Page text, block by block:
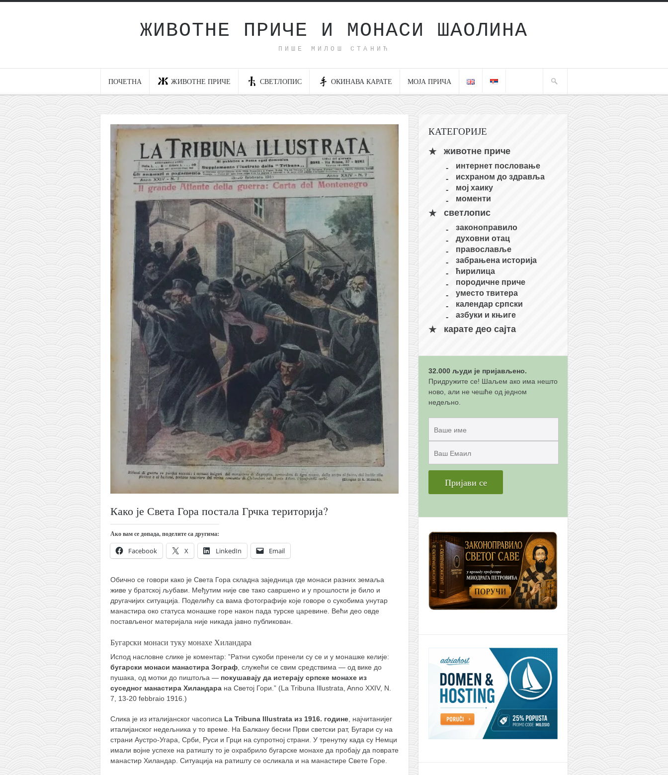
ЖИВОТНЕ ПРИЧЕ И МОНАСИ ШАОЛИНА
ПИШЕ МИЛОШ СТАНИЋ
ПОЧЕТНА ЖИВОТНЕ ПРИЧЕ СВЕТЛОПИС ОКИНАВА КАРАТЕ МОЈА ПРИЧА
интернет пословање
исхраном до здравља
мој хаику
моменти и места
бонус садржај
светлопис
законоправило
духовни отац
православље
забрањена историја
ћирилица
породичне приче
прота Воја
уместо твитера
календар српски
азбуки и књиге
Окинава карате
најновије на блогу
моје белешке
историја каратеа
бубиши
карате
кихон
наиханчи
кушанку
пасаи
темашивари
кобудо
нунчаку
тонфа
тимбеи рочин
тсунами дојо
програм
снимци наступа
галерија клуба
чланарина
контакт
бесплатна е-књига
термини тренинга
моја прича
Како је Света Гора постала Грчка територија?
Ако вам се допада, поделите са другима:
Facebook X LinkedIn Email
Обично се говори како је Света Гора складна заједница где монаси разних земаља
живе у братској љубави. Међутим није све тако савршено и у прошлости је било и
другачијих ситуација. Поделићу са вама фотографије које говоре о сукобима унутар
манастира око статуса монашке горе након пада турске царевине. Већи део овде
постављеног материјала није никада јавно публикован.
Бугарски монаси туку монахе Хиландара
Испод насловне слике је коментар: ”Ратни сукоби пренели су се и у монашке келије:
бугарски монаси манастира Зограф , служећи се свим средствима — од вике до
пушака, од мотки до пиштоља — покушавају да истерају српске монахе из
суседног манастира Хиландара на Светој Гори.” (La Tribuna Illustrata, Anno XXIV, N.
7, 13-20 febbraio 1916.)
Слика је из италијанског часописа La Tribuna Illustrata из 1916. године , најчитанијег
италијанског недељника у то време. На Балкану бесни Први светски рат, Бугари су на
страни Аустро-Угара, Срби, Руси и Грци на супротној страни. У тренутку када су Немци
имали војне успехе на ратишту то је охрабрило бугарске монахе да пробају да поврате
манастир Хиландар. Ситуација на ратишту се осликала и на манастире Свете Горе.
КАТЕГОРИЈЕ
животне приче
интернет пословање
исхраном до здравља
мој хаику
моменти
светлопис
законоправило
духовни отац
православље
забрањена историја
ћирилица
породичне приче
уместо твитера
календар српски
азбуки и књиге
карате део сајта
32.000 људи је пријављено.
Придружите се! Шаљем ако има нешто
ново, али не чешће од једном
недељно.